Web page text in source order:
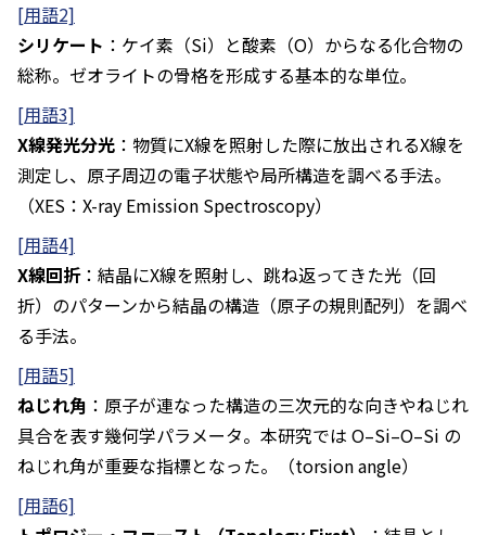
[用語2]
シリケート ：ケイ素（Si）と酸素（O）からなる化合物の
総称。ゼオライトの骨格を形成する基本的な単位。
[用語3]
X線発光分光 ：物質にX線を照射した際に放出されるX線を
測定し、原子周辺の電子状態や局所構造を調べる手法。
（XES：X-ray Emission Spectroscopy）
[用語4]
X線回折：結晶にX線を照射し、跳ね返ってきた光（回
折）のパターンから結晶の構造（原子の規則配列）を調べ
る手法。
[用語5]
ねじれ角 ：原子が連なった構造の三次元的な向きやねじれ
具合を表す幾何学パラメータ。本研究では O–Si–O–Si の
ねじれ角が重要な指標となった。（torsion angle）
[用語6]